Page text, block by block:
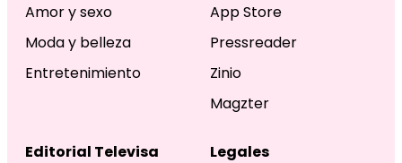
Amor y sexo
Moda y belleza
Entretenimiento
App Store
Pressreader
Zinio
Magzter
Editorial Televisa
Legales